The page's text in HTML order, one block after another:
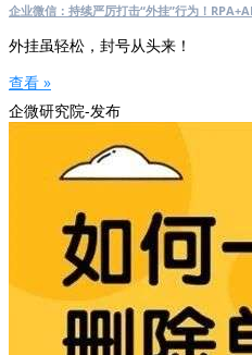
企业微信：持续严厉打击“外挂”行为！
外挂虽轻松，封号从头来！
查看 »
企微研究院-发布